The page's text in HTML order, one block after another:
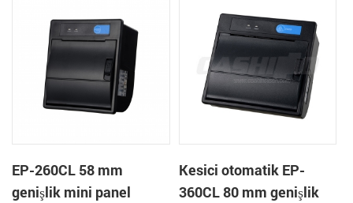
EP-260CL 58 mm
genişlik mini panel
Kesici otomatik EP-
360CL 80 mm genişlik